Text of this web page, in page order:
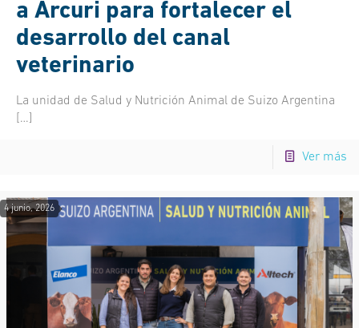
a Arcuri para fortalecer el
desarrollo del canal
veterinario
La unidad de Salud y Nutrición Animal de Suizo Argentina
[…]
Ver más
4 junio, 2026